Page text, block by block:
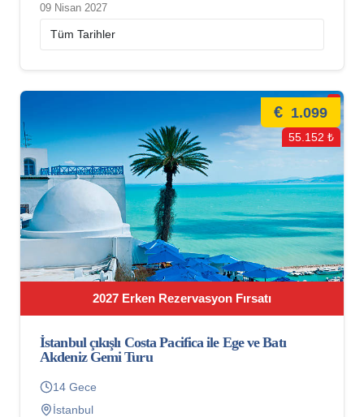
09 Nisan 2027
2027 Erken Rezervasyon Fırsatı
€ 1.099
55.152 ₺
İstanbul çıkışlı Costa Pacifica ile Ege ve Batı
Akdeniz Gemi Turu
14 Gece
İstanbul